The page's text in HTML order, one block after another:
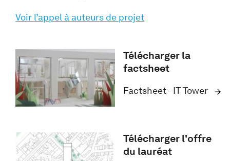
Voir l’appel à auteurs de projet
Télécharger la
factsheet
Factsheet - IT Tower
Télécharger l'offre
du lauréat